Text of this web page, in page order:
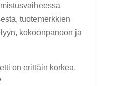
tuotemerkkien
kokoonpanoon ja
on erittäin korkea,